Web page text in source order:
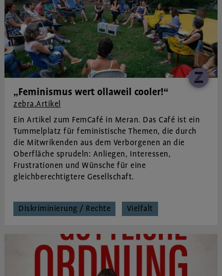
„Feminismus wert ollaweil cooler!“
zebra.Artikel
Ein Artikel zum FemCafé in Meran. Das Café ist ein
Tummelplatz für feministische Themen, die durch
die Mitwrikenden aus dem Verborgenen an die
Oberfläche sprudeln: Anliegen, Interessen,
Frustrationen und Wünsche für eine
gleichberechtigtere Gesellschaft.
Diskriminierung / Rechte Vielfalt